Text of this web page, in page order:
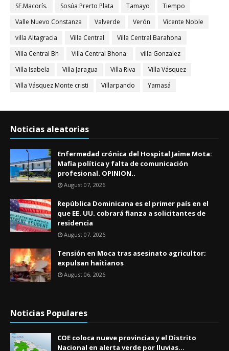
SF.Macorís.
Sosúa Prerto Plata Tamayo
Tiempo
Valle Nuevo Constanza
Valverde Verón
Vicente Noble
villa Altagracia
Villa Central
Villa Central Barahona
Villa Central Bh
Villa Central Bhona.
villa Gonzalez
Villa Isabela
Villa Jaragua Villa Riva
Villa Vásquez
Villa Vásquez Monte cristi
Villarpando Yamasá
Noticias aleatorias
Enfermedad crónica del Hospital Jaime Mota:
Mafia política y falta de comunicación
profesional. OPINION..
August 07, 2026
República Dominicana es el primer país en el
que EE. UU. cobrará fianza a solicitantes de
residencia
August 07, 2026
Tensión en Moca tras asesinato agricultor;
expulsan haitianos
August 06, 2026
Noticias Populares
COE coloca nueve provincias y el Distrito
Nacional en alerta verde por lluvias...